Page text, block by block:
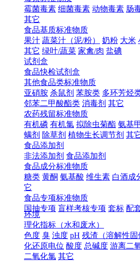
霉菌毒素 细菌毒素 动物毒素 肠
其它
食品基质标准物质
果汁 蔬菜汁（泥/粉） 奶粉 大米
其它 绿叶/蔬菜 家禽/肉 盐碘
试剂盒
食品快检试剂盒
其他食品类标准物质
亚硝胺 杀鼠剂 苯胺类 多环芳烃
邻苯二甲酸酯类 消毒剂 其它
农药残留标准物质
有机磷 有机氯 拟除虫菊酯 氨基
螨剂 除草剂 植物生长调节剂 其
食品添加剂
非法添加剂 食品添加剂
食品成分标准物质
糖类 黄酮 氨基酸 维生素 白酒成
它
食品专项标准物质
国抽专项 盲样考核专项 套标 配
环境
理化指标（水和废水）
色度 臭 浊度 pH 残渣（溶解性固
化还原电位 酸度 总碱度 游离二
二氧化氯 其它